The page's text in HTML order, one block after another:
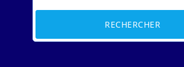
RECHERCHER